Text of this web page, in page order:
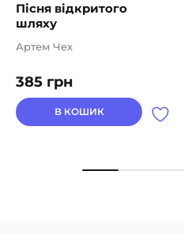
Пісня відкритого
шляху
385 грн
Артем Чех
В КОШИК